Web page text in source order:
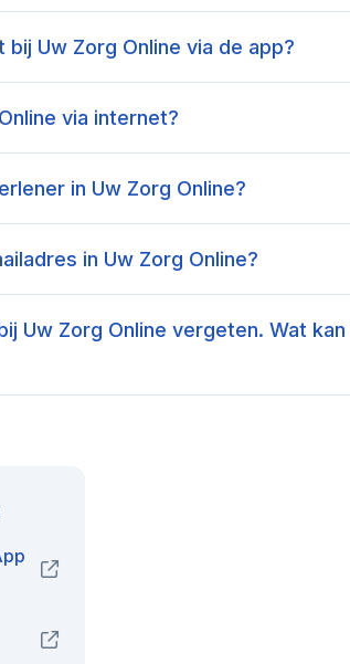
Uw Zorg Online via de app?
via internet?
in Uw Zorg Online?
in Uw Zorg Online?
Uw Zorg Online vergeten. Wat kan
(opens in new window)
(opens in new window)